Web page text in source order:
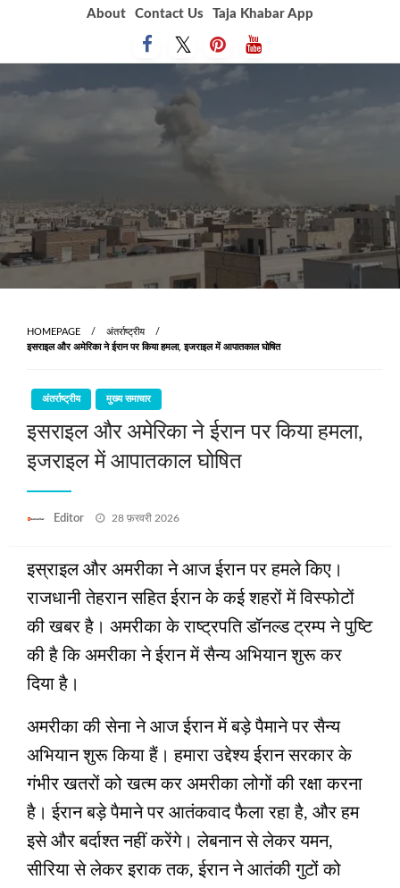
About Contact Us Taja Khabar App
HOMEPAGE
अंतर्राष्ट्रीय
इसराइल और अमेरिका ने ईरान पर किया हमला, इजराइल में आपातकाल घोषित
अंतर्राष्ट्रीय मुख्य समाचार
इसराइल और अमेरिका ने ईरान पर किया हमला,
इजराइल में आपातकाल घोषित
Editor
Posted
28 फ़रवरी 2026
इस्राइल और अमरीका ने आज ईरान पर हमले किए।
राजधानी तेहरान सहित ईरान के कई शहरों में विस्फोटों
की खबर है। अमरीका के राष्ट्रपति डॉनल्ड ट्रम्प ने पुष्टि
की है कि अमरीका ने ईरान में सैन्य अभियान शुरू कर
दिया है।
अमरीका की सेना ने आज ईरान में बड़े पैमाने पर सैन्य
अभियान शुरू किया हैं। हमारा उद्देश्य ईरान सरकार के
गंभीर खतरों को खत्म कर अमरीका लोगों की रक्षा करना
है। ईरान बड़े पैमाने पर आतंकवाद फैला रहा है, और हम
इसे और बर्दाश्त नहीं करेंगे। लेबनान से लेकर यमन,
सीरिया से लेकर इराक तक, ईरान ने आतंकी गुटों को